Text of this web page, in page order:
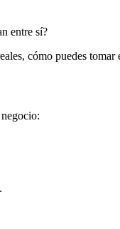
entre sí?
cómo puedes tomar